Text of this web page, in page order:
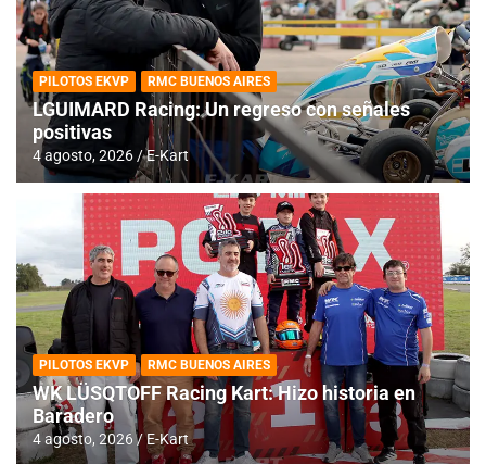
PILOTOS EKVP RMC BUENOS AIRES
LGUIMARD Racing: Un regreso con señales
positivas
4 agosto, 2026 E-Kart
PILOTOS EKVP RMC BUENOS AIRES
WK LÜSQTOFF Racing Kart: Hizo historia en
Baradero
4 agosto, 2026 E-Kart